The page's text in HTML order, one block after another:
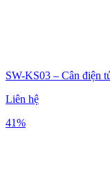
SW-KS03 – Cân điện
Liên hệ
41%